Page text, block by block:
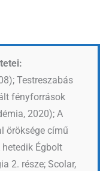
Testreszabás
fényforrások
2020); A
öröksége című
hetedik Égbolt
2. része; Scolar,